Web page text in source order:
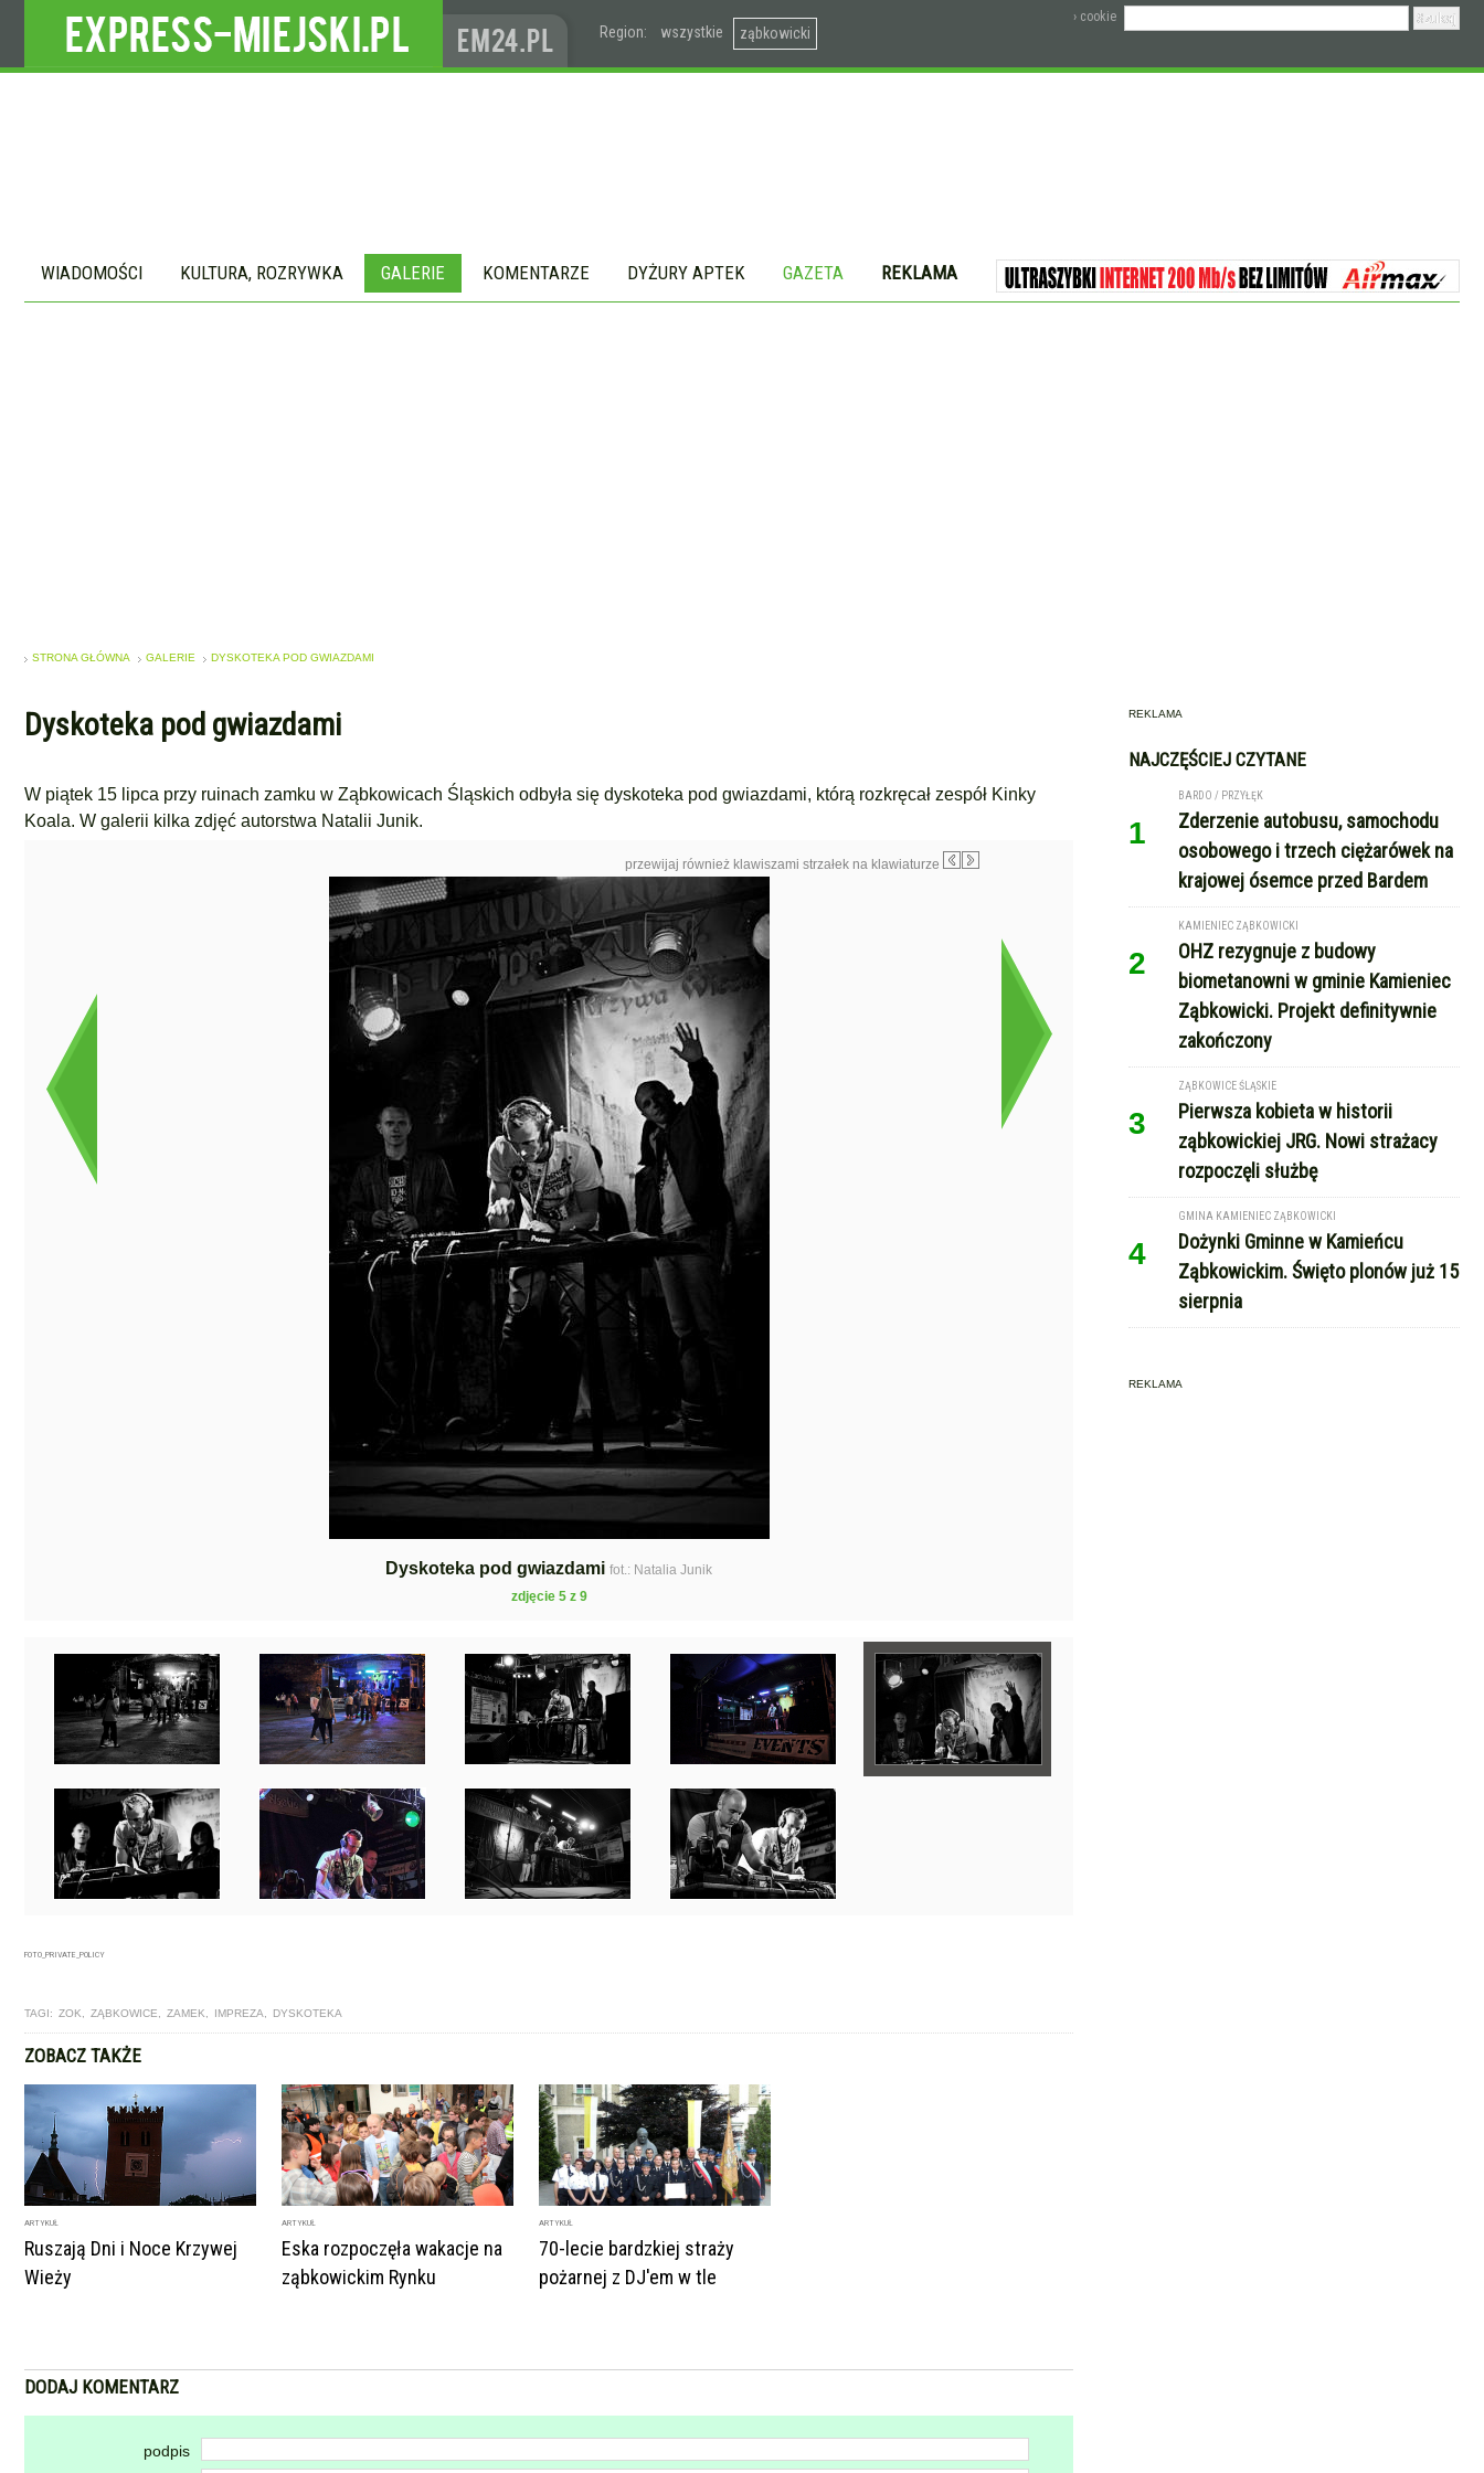
Region: wszystkie ząbkowicki
› cookie
WIADOMOŚCI KULTURA, ROZRYWKA GALERIE KOMENTARZE DYŻURY APTEK GAZETA REKLAMA
STRONA GŁÓWNA GALERIE DYSKOTEKA POD GWIAZDAMI
Dyskoteka pod gwiazdami
W piątek 15 lipca przy ruinach zamku w Ząbkowicach Śląskich odbyła się dyskoteka pod gwiazdami, którą rozkręcał zespół Kinky
Koala. W galerii kilka zdjęć autorstwa Natalii Junik.
przewijaj również klawiszami strzałek na klawiaturze
Dyskoteka pod gwiazdami fot.: Natalia Junik
zdjęcie 5 z 9
FOTO_PRIVATE_POLICY
TAGI: ZOK ZĄBKOWICE ZAMEK IMPREZA DYSKOTEKA
ZOBACZ TAKŻE
ARTYKUŁ
Ruszają Dni i Noce Krzywej
Wieży
ARTYKUŁ
Eska rozpoczęła wakacje na
ząbkowickim Rynku
ARTYKUŁ
70-lecie bardzkiej straży
pożarnej z DJ'em w tle
DODAJ KOMENTARZ
podpis
REKLAMA
NAJCZĘŚCIEJ CZYTANE
1
BARDO / PRZYŁĘK
Zderzenie autobusu, samochodu
osobowego i trzech ciężarówek na
krajowej ósemce przed Bardem
2
KAMIENIEC ZĄBKOWICKI
OHZ rezygnuje z budowy
biometanowni w gminie Kamieniec
Ząbkowicki. Projekt definitywnie
zakończony
3
ZĄBKOWICE ŚLĄSKIE
Pierwsza kobieta w historii
ząbkowickiej JRG. Nowi strażacy
rozpoczęli służbę
4
GMINA KAMIENIEC ZĄBKOWICKI
Dożynki Gminne w Kamieńcu
Ząbkowickim. Święto plonów już 15
sierpnia
REKLAMA